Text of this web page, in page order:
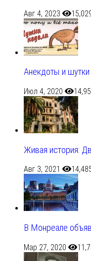
Авг 4, 2023
Анекдоты и
Июл 4, 2020
Живая история:
Авг 3, 2021
В Монреале
Мар 27, 2020